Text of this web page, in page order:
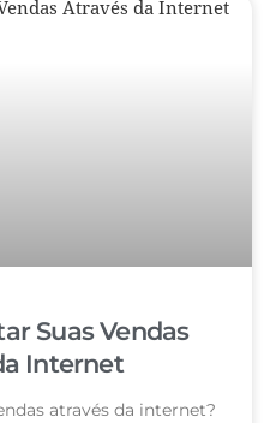
Suas Vendas
Internet
através da internet?